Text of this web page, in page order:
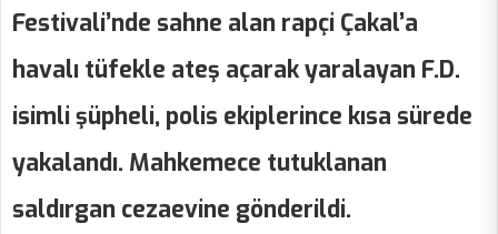
Festivali’nde sahne alan rapçi Çakal’a
havalı tüfekle ateş açarak yaralayan F.D.
isimli şüpheli, polis ekiplerince kısa sürede
yakalandı. Mahkemece tutuklanan
saldırgan cezaevine gönderildi.